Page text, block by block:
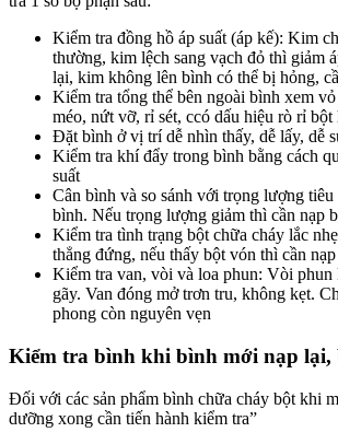
Kiểm tra đồng hồ áp suất (áp kế): Kim
thường, kim lệch sang vạch đỏ thì giảm
lại, kim không lên bình có thể bị hỏng,
Kiểm tra tổng thể bên ngoài bình xem
méo, nứt vỡ, rỉ sét, ccó dấu hiệu rò rỉ bột
Đặt bình ở vị trí dễ nhìn thấy, dễ lấy, dễ
Kiểm tra khí đẩy trong bình bằng cách
suất
Cân bình và so sánh với trọng lượng tiêu
bình. Nếu trọng lượng giảm thì cần nạp
Kiểm tra tình trạng bột chữa cháy lắc
thẳng đứng, nếu thấy bột vón thì cần
Kiểm tra van, vòi và loa phun: Vòi phun
gãy. Van đóng mở trơn tru, không kẹt.
phong còn nguyên vẹn
Kiểm tra bình khi bình mới nạp lại,
Đối với các sản phẩm bình chữa cháy bột khi
dưỡng xong cần tiến hành kiểm tra”